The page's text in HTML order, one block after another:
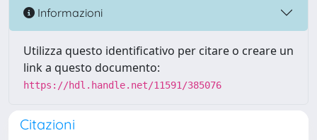
Informazioni
Utilizza questo identificativo per citare o creare un
link a questo documento:
https://hdl.handle.net/11591/385076
Citazioni